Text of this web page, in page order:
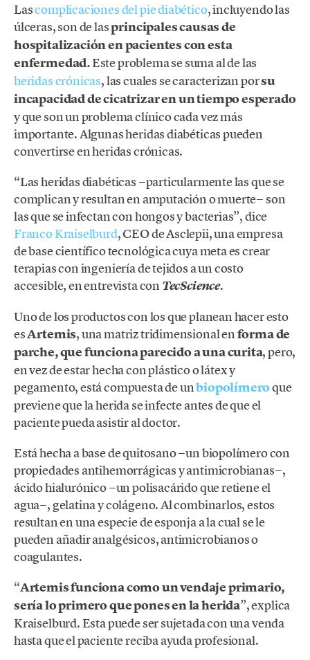
Lascomplicaciones del pie diabético, incluyendo las
úlceras, son de lasprincipales causas de
hospitalización en pacientes con esta
enfermedad.Este problema se suma al de las
heridas crónicas, las cuales se caracterizan porsu
incapacidad de cicatrizar en un tiempo esperado
y que son un problema clínico cada vez más
importante. Algunas heridas diabéticas pueden
convertirse en heridas crónicas.
“Las heridas diabéticas −particularmente las que se
complican y resultan en amputación o muerte− son
las que se infectan con hongos y bacterias”, dice
Franco Kraiselburd, CEO de Asclepii, una empresa
de base científico tecnológica cuya meta es crear
terapias con ingeniería de tejidos a un costo
accesible, en entrevista con TecScience.
Uno de los productos con los que planean hacer esto
esArtemis, una matriz tridimensional enforma de
parche, que funciona parecido a una curita, pero,
en vez de estar hecha con plástico o látex y
pegamento, está compuesta de unbiopolímeroque
previene que la herida se infecte antes de que el
paciente pueda asistir al doctor.
Está hecha a base de quitosano −un biopolímero con
propiedades antihemorrágicas y antimicrobianas−,
ácido hialurónico −un polisacárido que retiene el
agua−, gelatina y colágeno. Al combinarlos, estos
resultan en una especie de esponja a la cual se le
pueden añadir analgésicos, antimicrobianos o
coagulantes.
“Artemis funciona como un vendaje primario,
sería lo primero que pones en la herida”, explica
Kraiselburd. Esta puede ser sujetada con una venda
hasta que el paciente reciba ayuda profesional.